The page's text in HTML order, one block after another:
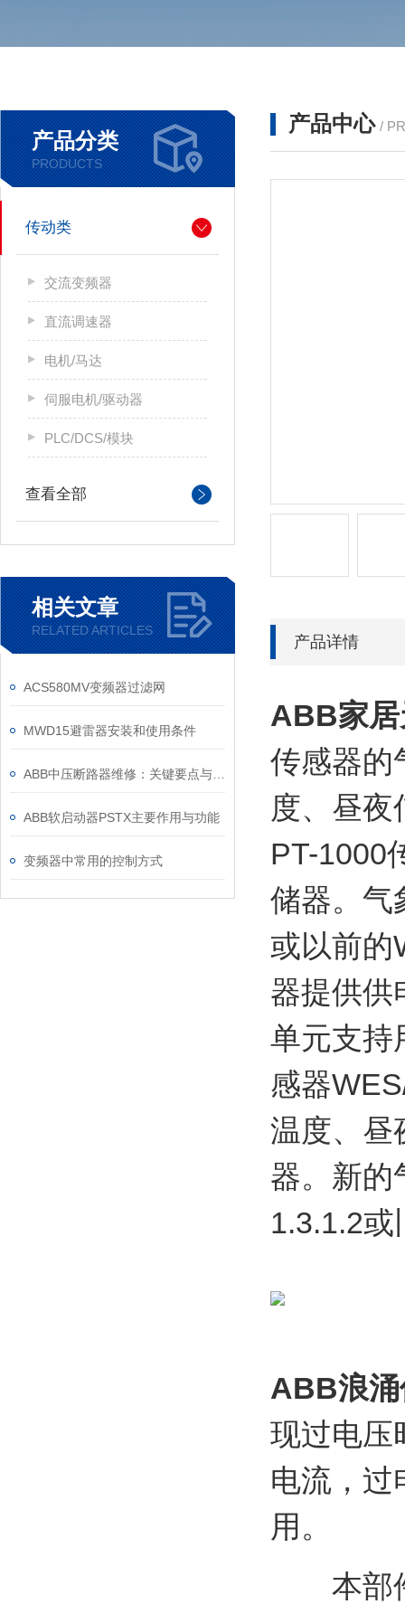
产品分类
PRODUCTS
传动类
交流变频器
直流调速器
电机/马达
伺服电机/驱动器
PLC/DCS/模块
查看全部
相关文章
RELATED ARTICLES
ACS580MV变频器过滤网
MWD15避雷器安装和使用条件
ABB软启动器PSTX主要作用与功能
变频器中常用的控制方式
产品中心 /
产品详情
ABB家
传感器的
度、昼
PT-1000
储器。气
或以前的
器提供供
单元支持
感器
温度、昼
器。新的
1.3.1.2
ABB浪
现过电压
电流，过
用。
本部件